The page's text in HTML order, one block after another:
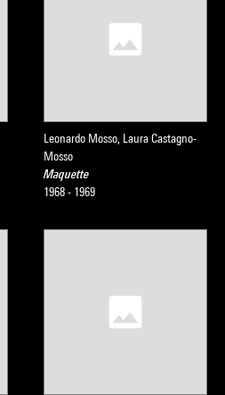
Leonardo Mosso, Laura Castagno-
Mosso
Maquette
1968 - 1969